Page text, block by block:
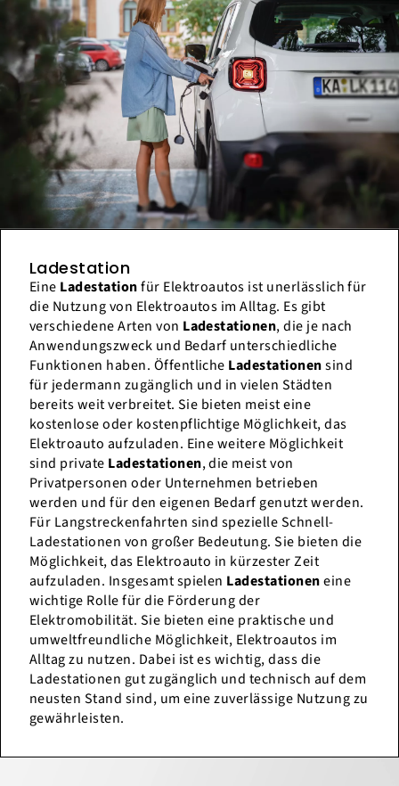
Ladestation
Eine Ladestationfür Elektroautos ist unerlässlich für
die Nutzung von Elektroautos im Alltag. Es gibt
verschiedene Arten von Ladestationen, die je nach
Anwendungszweck und Bedarf unterschiedliche
Funktionen haben. Öffentliche Ladestationensind
für jedermann zugänglich und in vielen Städten
bereits weit verbreitet. Sie bieten meist eine
kostenlose oder kostenpflichtige Möglichkeit, das
Elektroauto aufzuladen. Eine weitere Möglichkeit
sind private Ladestationen, die meist von
Privatpersonen oder Unternehmen betrieben
werden und für den eigenen Bedarf genutzt werden.
Für Langstreckenfahrten sind spezielle Schnell-
Ladestationen von großer Bedeutung. Sie bieten die
Möglichkeit, das Elektroauto in kürzester Zeit
aufzuladen. Insgesamt spielen Ladestationeneine
wichtige Rolle für die Förderung der
Elektromobilität. Sie bieten eine praktische und
umweltfreundliche Möglichkeit, Elektroautos im
Alltag zu nutzen. Dabei ist es wichtig, dass die
Ladestationen gut zugänglich und technisch auf dem
neusten Stand sind, um eine zuverlässige Nutzung zu
gewährleisten.